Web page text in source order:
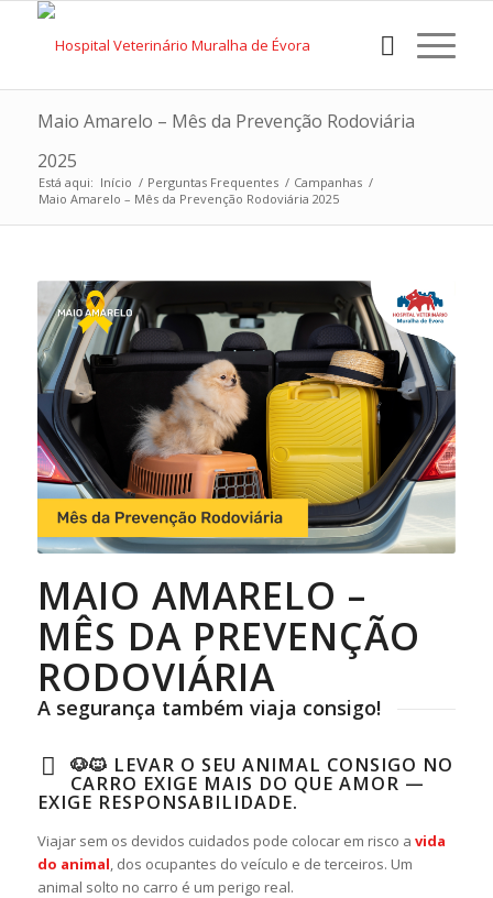
Maio Amarelo – Mês da Prevenção Rodoviária
2025
Está aqui: Início / Perguntas Frequentes / Campanhas /
Maio Amarelo – Mês da Prevenção Rodoviária 2025
MAIO AMARELO –
MÊS DA PREVENÇÃO
RODOVIÁRIA
A segurança também viaja consigo!
🐶🐱 LEVAR O SEU ANIMAL CONSIGO NO
CARRO EXIGE MAIS DO QUE AMOR —
EXIGE RESPONSABILIDADE.
Viajar sem os devidos cuidados pode colocar em risco a vida
do animal, dos ocupantes do veículo e de terceiros. Um
animal solto no carro é um perigo real.